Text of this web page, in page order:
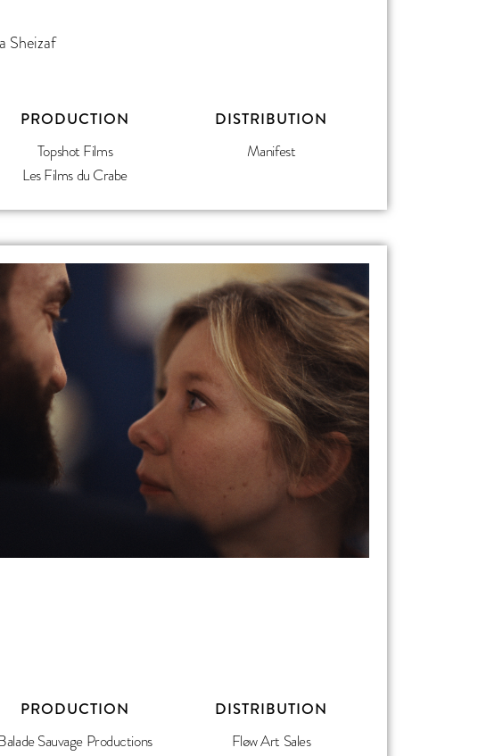
Sheizaf
PRODUCTION
Topshot Films
Les Films du Crabe
DISTRIBUTION
Manifest
PRODUCTION
Sauvage Productions
DISTRIBUTION
Fløw Art Sales